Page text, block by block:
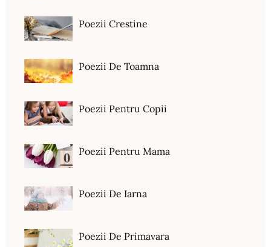
Poezii Crestine
Poezii De Toamna
Poezii Pentru Copii
Poezii Pentru Mama
Poezii De Iarna
Poezii De Primavara